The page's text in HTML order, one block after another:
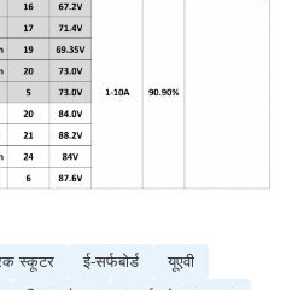
स्कूटर ई-सर्फबोर्ड
यूएवी